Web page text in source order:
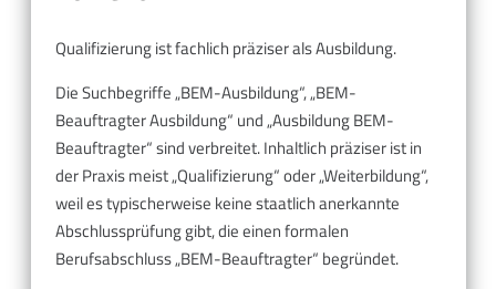
Qualifizierung ist fachlich präziser als Ausbildung.
Die Suchbegriffe „BEM-Ausbildung“, „BEM-
Beauftragter Ausbildung“ und „Ausbildung BEM-
Beauftragter“ sind verbreitet. Inhaltlich präziser ist in
der Praxis meist „Qualifizierung“ oder „Weiterbildung“,
weil es typischerweise keine staatlich anerkannte
Abschlussprüfung gibt, die einen formalen
Berufsabschluss „BEM-Beauftragter“ begründet.